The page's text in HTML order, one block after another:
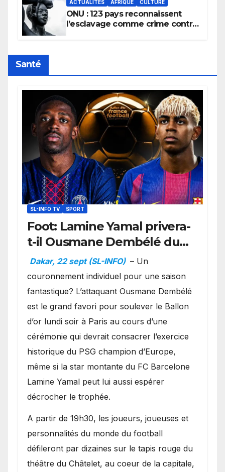
ACTUALITÉS AFRIQUE CULTURE
ONU : 123 pays reconnaissent
l’esclavage comme crime contre
Santé
SL-INFO TV SPORT
Foot: Lamine Yamal privera-
t-il Ousmane Dembélé du
Ballon d’or ?
Dakar, 22 sept (SL-INFO) – Un
couronnement individuel pour une saison
fantastique? L’attaquant Ousmane Dembélé
est le grand favori pour soulever le Ballon
d’or lundi soir à Paris au cours d’une
cérémonie qui devrait consacrer l’exercice
historique du PSG champion d’Europe,
même si la star montante du FC Barcelone
Lamine Yamal peut lui aussi espérer
décrocher le trophée.
A partir de 19h30, les joueurs, joueuses et
personnalités du monde du football
défileront par dizaines sur le tapis rouge du
théâtre du Châtelet, au coeur de la capitale,